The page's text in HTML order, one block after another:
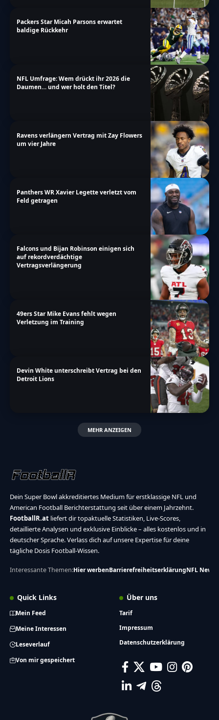
Packers Star Micah Parsons erwartet
baldige Rückkehr
NFL Umfrage: Wem drückt ihr 2026 die
Daumen… und wer holt den Titel?
Ravens verlängern Vertrag mit Zay Flowers
um vier Jahre
Panthers WR Xavier Legette verletzt vom
Feld getragen
Falcons und Bijan Robinson einigen sich
auf rekordverdächtige
Vertragsverlängerung
49ers Star Mike Evans fehlt wegen
Verletzung im Training
Devin White unterschreibt Vertrag bei den
Detroit Lions
MEHR ANZEIGEN
Dein Super Bowl akkreditiertes Medium für erstklassige NFL und
American Football Berichterstattung seit über einem Jahrzehnt.
FootballR.at liefert dir topaktuelle Statistiken, Live-Scores,
detaillierte Analysen und exklusive Einblicke – alles kostenlos und in
deutscher Sprache. Verlass dich auf unsere Expertise für deine
tägliche Dosis Football-Wissen.
Interessante Themen:Hier werbenBarrierefreiheitserklärungNFL News
Quick Links
Mein Feed
Meine Interessen
Leseverlauf
Von mir gespeichert
Über uns
Tarif
Impressum
Datenschutzerklärung